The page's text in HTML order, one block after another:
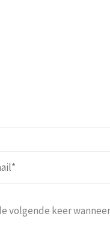
volgende keer